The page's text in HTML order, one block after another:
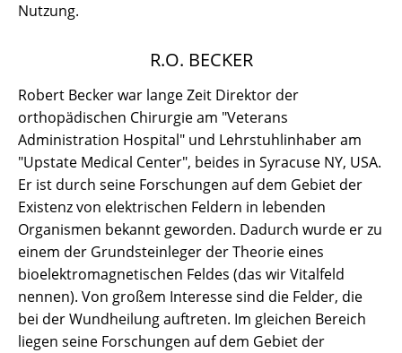
Nutzung.
R.O. BECKER
Robert Becker war lange Zeit Direktor der
orthopädischen Chirurgie am "Veterans
Administration Hospital" und Lehrstuhlinhaber am
"Upstate Medical Center", beides in Syracuse NY, USA.
Er ist durch seine Forschungen auf dem Gebiet der
Existenz von elektrischen Feldern in lebenden
Organismen bekannt geworden. Dadurch wurde er zu
einem der Grundsteinleger der Theorie eines
bioelektromagnetischen Feldes (das wir Vitalfeld
nennen). Von großem Interesse sind die Felder, die
bei der Wundheilung auftreten. Im gleichen Bereich
liegen seine Forschungen auf dem Gebiet der